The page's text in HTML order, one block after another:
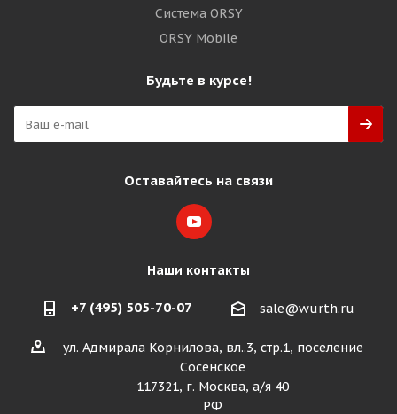
Система ORSY
ORSY Mobile
Будьте в курсе!
Оставайтесь на связи
Наши контакты
+7 (495) 505-70-07 sale@wurth.ru
ул. Адмирала Корнилова, вл..3, стр.1, поселение
Сосенское
117321, г. Москва, а/я 40
РФ